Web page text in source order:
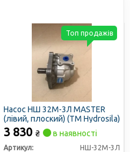
Насос НШ 32М-3Л MASTER
(лівий, плоский) (ТМ Hydrosila)
3 830 ₴ в наявності
Артикул:
НШ-32М-3Л
Топ продажів